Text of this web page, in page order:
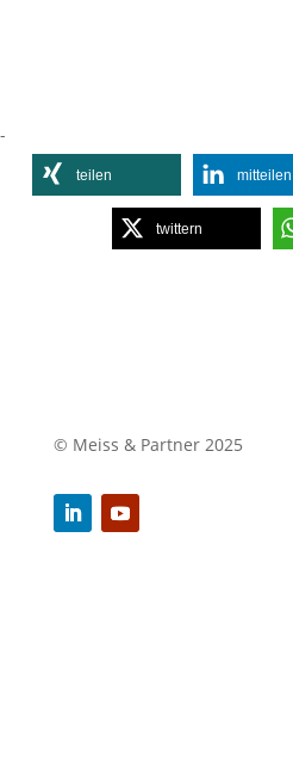
-
teilen mitteilen
twittern
© Meiss & Partner 2025